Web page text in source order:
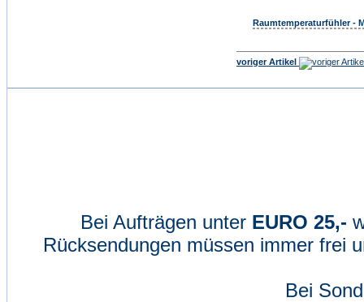
Raumtemperaturfühler -
voriger Artikel
Bei Aufträgen unter EURO 25,-
Rücksendungen müssen immer frei
Bei